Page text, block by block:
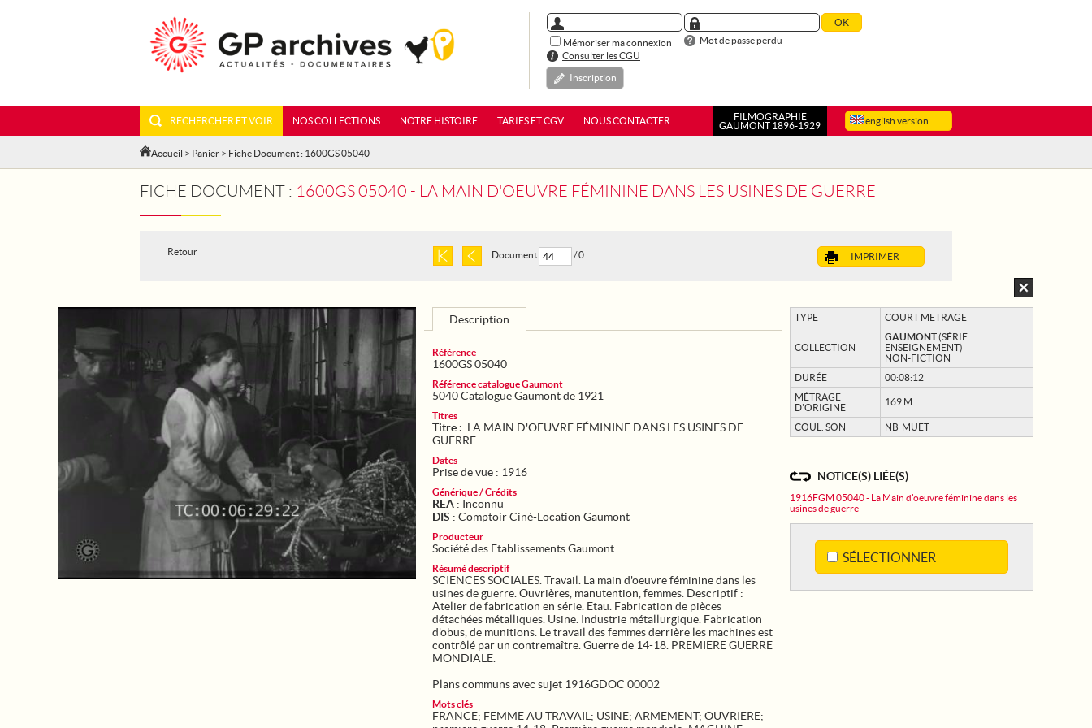
Mémoriser ma connexion
Mot de passe perdu
Consulter les CGU
Inscription
english version
RECHERCHER ET VOIR NOS COLLECTIONS NOTRE HISTOIRE TARIFS ET CGV NOUS CONTACTER
FILMOGRAPHIE
GAUMONT 1896-1929
Accueil > Panier > Fiche Document : 1600GS 05040
FICHE DOCUMENT : 1600GS 05040 - LA MAIN D'OEUVRE FÉMININE DANS LES USINES DE GUERRE
Retour IMPRIMER
Document / 0
TYPE COURT METRAGE
COLLECTION
GAUMONT(SÉRIE
ENSEIGNEMENT)
NON-FICTION
DURÉE
00:08:12
MÉTRAGE
D'ORIGINE
169 M
COUL. SON NB MUET
NOTICE(S) LIÉE(S)
1916FGM 05040 - La Main d'oeuvre féminine dans les
usines de guerre
SÉLECTIONNER
Description
Référence
1600GS 05040
Référence catalogue Gaumont
5040 Catalogue Gaumont de 1921
Titres
Titre : LA MAIN D'OEUVRE FÉMININE DANS LES USINES DE
GUERRE
Dates
Prise de vue : 1916
Générique / Crédits
REA : Inconnu
DIS : Comptoir Ciné-Location Gaumont
Producteur
Société des Etablissements Gaumont
Résumé descriptif
SCIENCES SOCIALES. Travail. La main d'oeuvre féminine dans les
usines de guerre. Ouvrières, manutention, femmes. Descriptif :
Atelier de fabrication en série. Etau. Fabrication de pièces
détachées métalliques. Usine. Industrie métallurgique. Fabrication
d'obus, de munitions. Le travail des femmes derrière les machines est
contrôlé par un contremaître. Guerre de 14-18. PREMIERE GUERRE
MONDIALE.
Plans communs avec sujet 1916GDOC 00002
Mots clés
FRANCE; FEMME AU TRAVAIL ; USINE; ARMEMENT; OUVRIERE;